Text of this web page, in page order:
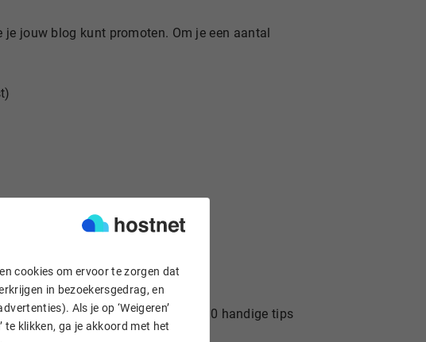
cookies om ervoor te zorgen dat
in bezoekersgedrag, en
Als je op ‘Weigeren’
te klikken, ga je akkoord met het
jouw blog kunt promoten. Om je een aantal
te helpen, vind je hieronder 10 handige tips